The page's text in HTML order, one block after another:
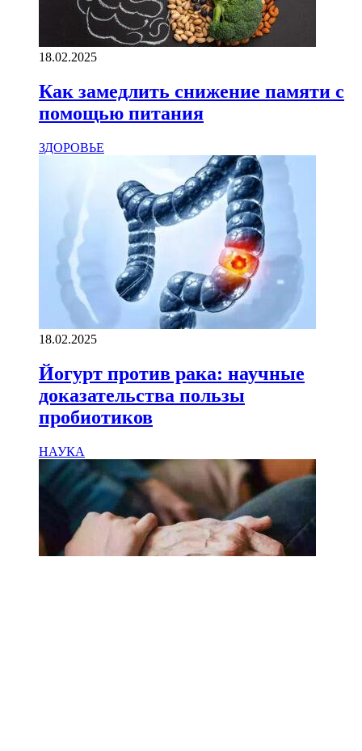
18.02.2025
Как замедлить снижение памяти с
помощью питания
ЗДОРОВЬЕ
18.02.2025
Йогурт против рака: научные
доказательства пользы
пробиотиков
НАУКА